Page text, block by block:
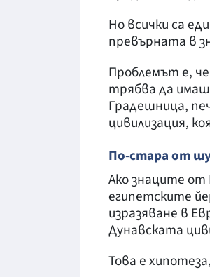
Но всички са
превърната в
Проблемът е,
трябва да
Градешница,
цивилизация,
По-стара от
Ако знаците
египетските
изразяване в
Дунавската
Това е